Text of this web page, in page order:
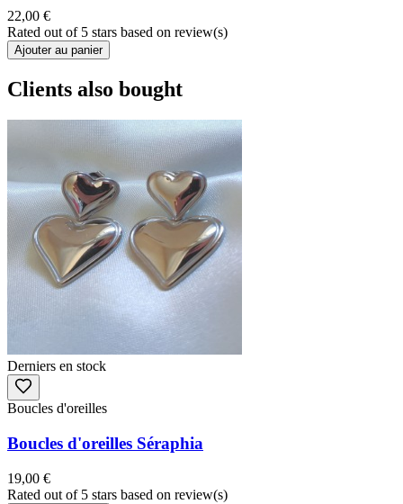
22,00 €
Rated out of 5 stars based on review(s)
Ajouter au panier
Clients also bought
Derniers en stock
Boucles d'oreilles
Boucles d'oreilles Séraphia
19,00 €
Rated out of 5 stars based on review(s)